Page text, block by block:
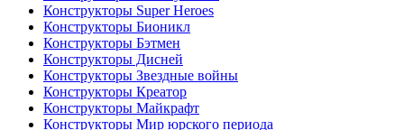
Конструкторы Super Heroes
Конструкторы Бионикл
Конструкторы Бэтмен
Конструкторы Дисней
Конструкторы Звездные войны
Конструкторы Креатор
Конструкторы Майкрафт
Конструкторы Мир юрского периода